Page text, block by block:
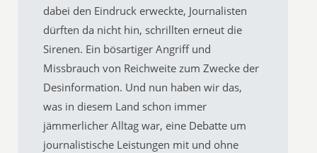
dabei den Eindruck erweckte, Journalisten
dürften da nicht hin, schrillten erneut die
Sirenen. Ein bösartiger Angriff und
Missbrauch von Reichweite zum Zwecke der
Desinformation. Und nun haben wir das,
was in diesem Land schon immer
jämmerlicher Alltag war, eine Debatte um
journalistische Leistungen mit und ohne